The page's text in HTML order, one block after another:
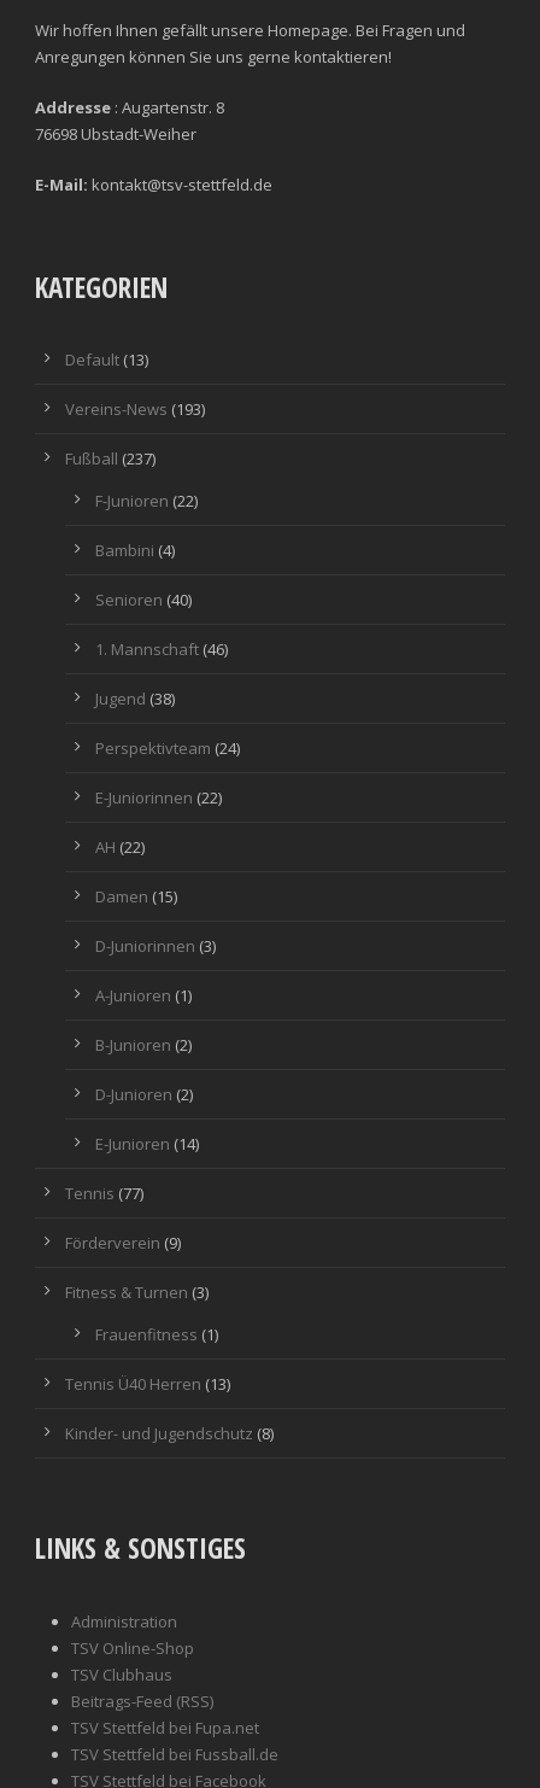
Wir hoffen Ihnen gefällt unsere Homepage. Bei Fragen und
Anregungen können Sie uns gerne kontaktieren!
Addresse : Augartenstr. 8
76698 Ubstadt-Weiher
E-Mail: kontakt@tsv-stettfeld.de
KATEGORIEN
Default (13)
Vereins-News (193)
Fußball (237)
F-Junioren (22)
Bambini (4)
Senioren (40)
1. Mannschaft (46)
Jugend (38)
Perspektivteam (24)
E-Juniorinnen (22)
AH (22)
Damen (15)
D-Juniorinnen (3)
A-Junioren (1)
B-Junioren (2)
D-Junioren (2)
E-Junioren (14)
Tennis (77)
Förderverein (9)
Fitness & Turnen (3)
Frauenfitness (1)
Tennis Ü40 Herren (13)
Kinder- und Jugendschutz (8)
LINKS & SONSTIGES
Administration
TSV Online-Shop
TSV Clubhaus
Beitrags-Feed (RSS)
TSV Stettfeld bei Fupa.net
TSV Stettfeld bei Fussball.de
TSV Stettfeld bei Facebook